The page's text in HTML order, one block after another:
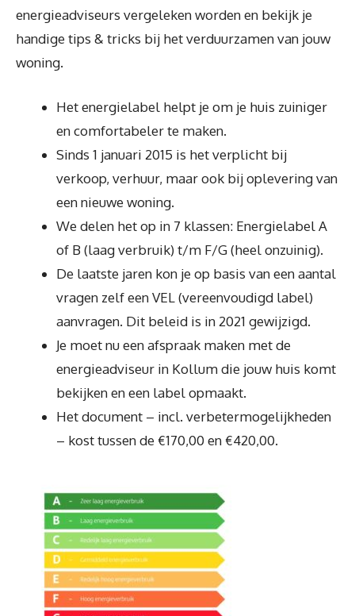
energieadviseurs vergeleken worden en bekijk je
handige tips & tricks bij het verduurzamen van jouw
woning.
Het energielabel helpt je om je huis zuiniger
en comfortabeler te maken.
Sinds 1 januari 2015 is het verplicht bij
verkoop, verhuur, maar ook bij oplevering van
een nieuwe woning.
We delen het op in 7 klassen: Energielabel A
of B (laag verbruik) t/m F/G (heel onzuinig).
De laatste jaren kon je op basis van een aantal
vragen zelf een VEL (vereenvoudigd label)
aanvragen. Dit beleid is in 2021 gewijzigd.
Je moet nu een afspraak maken met de
energieadviseur in Kollum die jouw huis komt
bekijken en een label opmaakt.
Het document – incl. verbetermogelijkheden
– kost tussen de €170,00 en €420,00.